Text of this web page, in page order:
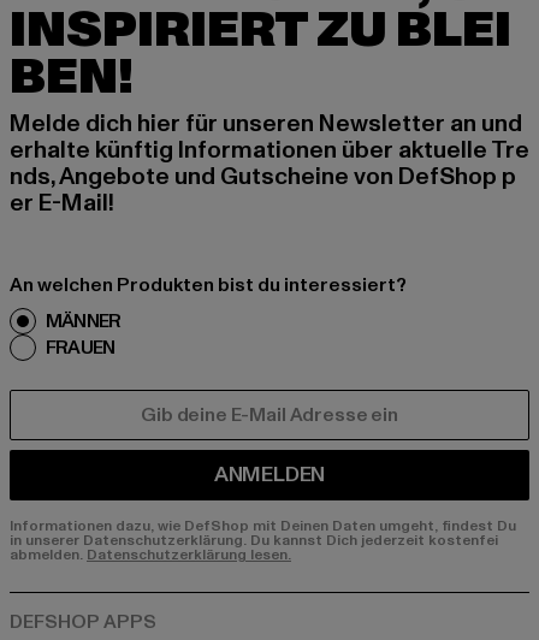
INSPIRIERT ZU BLEI
BEN!
Melde dich hier für unseren Newsletter an und
erhalte künftig Informationen über aktuelle Tre
nds, Angebote und Gutscheine von DefShop p
er E-Mail!
An welchen Produkten bist du interessiert?
MÄNNER
FRAUEN
ANMELDEN
Informationen dazu, wie DefShop mit Deinen Daten umgeht, findest Du
in unserer Datenschutzerklärung. Du kannst Dich jederzeit kostenfei
abmelden. Datenschutzerklärung lesen.